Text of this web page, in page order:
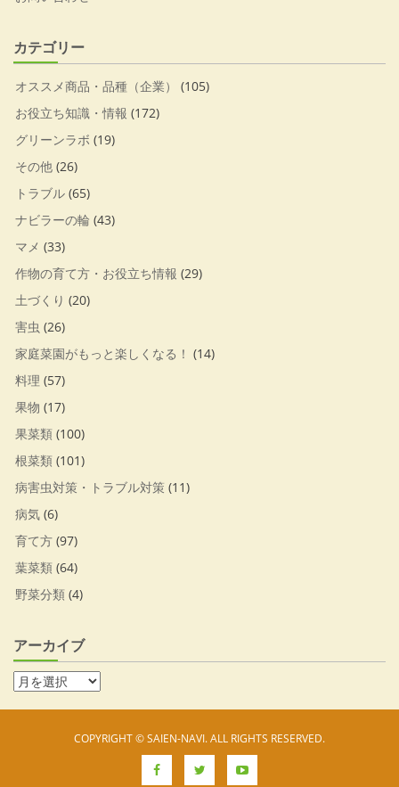
カテゴリー
オススメ商品・品種（企業）
(105)
お役立ち知識・情報 (172)
グリーンラボ (19)
その他 (26)
トラブル (65)
ナビラーの輪 (43)
マメ (33)
作物の育て方・お役立ち情報 (29)
土づくり (20)
害虫 (26)
家庭菜園がもっと楽しくなる！ (14)
料理 (57)
果物 (17)
果菜類 (100)
根菜類 (101)
病害虫対策・トラブル対策 (11)
病気 (6)
育て方 (97)
葉菜類 (64)
野菜分類 (4)
アーカイブ
COPYRIGHT © SAIEN-NAVI. ALL RIGHTS RESERVED.